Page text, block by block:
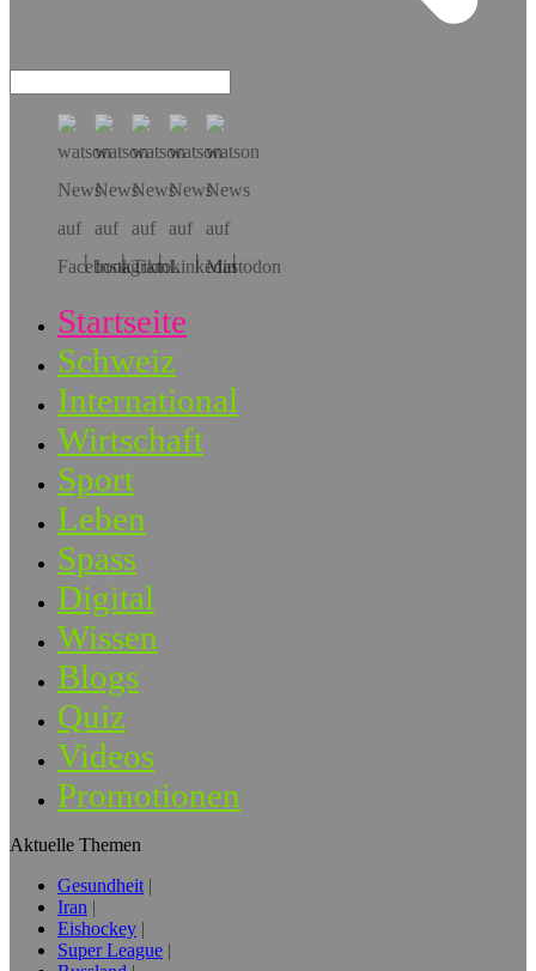
Hol dir die App!
Startseite
Schweiz
International
Wirtschaft
Sport
Leben
Spass
Digital
Wissen
Blogs
Quiz
Videos
Promotionen
Aktuelle Themen
Gesundheit
Iran
Eishockey
Super League